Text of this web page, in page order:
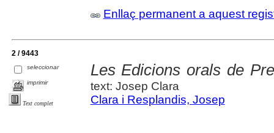
Enllaç permanent a aquest
2 / 9443
seleccionar
imprimir
Text complet
Les Edicions orals de
text: Josep Clara
Clara i Resplandis, Josep